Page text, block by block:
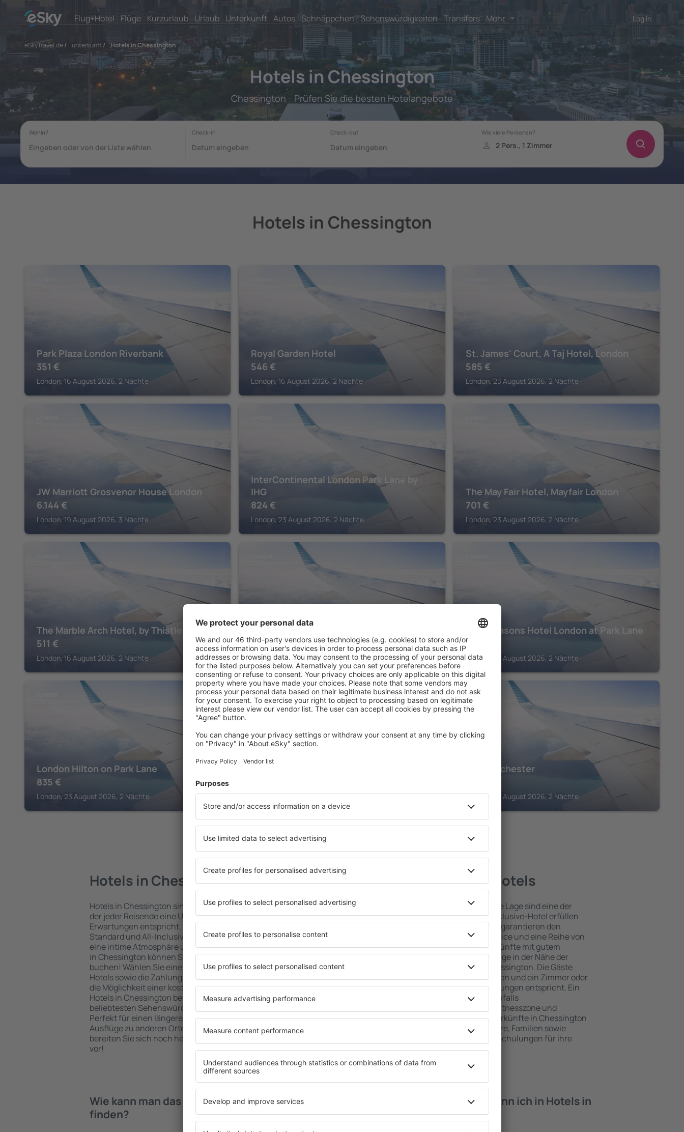
Flug+Hotel Flüge Kurzurlaub Urlaub Unterkunft Autos Schnäppchen Sehenswürdigkeiten Transfers Mehr Log in
eSkyTravel.de/ unterkunft / Hotels in Chessington
Hotels in Chessington
Chessington - Prüfen Sie die besten Hotelangebote
Hotels in Chessington
Park Plaza London Riverbank
351 €
London, 16 August 2026, 2 Nächte
Royal Garden Hotel
546 €
London, 16 August 2026, 2 Nächte
St. James' Court, A Taj Hotel, London
585 €
London, 23 August 2026, 2 Nächte
JW Marriott Grosvenor House London
6.144 €
London, 19 August 2026, 3 Nächte
InterContinental London Park Lane by
IHG
824 €
London, 23 August 2026, 2 Nächte
The May Fair Hotel, Mayfair London
701 €
London, 23 August 2026, 2 Nächte
The Marble Arch Hotel, by Thistle
511 €
London, 16 August 2026, 2 Nächte
Hyatt Regency London The Churchill
827€
London, 16 August 2026, 2 Nächte
Four Seasons Hotel London at Park Lane
2.298
London, 23 August 2026, 2 Nächte
London Hilton on Park Lane
835 €
London, 23 August 2026, 2 Nächte
LONDON
London, 23 August 2026, 2 Nächte
LONDON
The Dorchester
London, 23 August 2026, 2 Nächte
Mehr Hotels ansehen in Chessington
Hotels in Chessington
Hotels in Chessington sind eine vielfältige Unterkunftsbasis, in
der jeder Reisende eine Unterkunft findet, die seinen
Erwartungen entspricht. Sie bevorzugen ein Hotel mit hohem
Standard und All-Inclusive-Angebot oder wählen Hotels aus, die
eine intime Atmosphäre und günstige Unterkünfte garantieren?
in Chessington können Sie eine Unterkunft für jede Geldtasche
buchen! Wählen Sie eine günstige Lage und den Standard des
Hotels sowie die Zahlungsmethoden für die Unterkunft aus und
die Möglichkeit einer kostenlosen Stornierung der Buchung.
Hotels in Chessington befinden sich sowohl in der Nähe der
beliebtesten Sehenswürdigkeiten als auch abseits der Masse.
Perfekt für einen längeren Aufenthalt und als Ausgangspunkt für
Ausflüge zu anderen Orten. Wählen Sie ein Hotel für sich aus und
bereiten Sie sich noch heute auf Ihre Reise oder Geschäftsreise
vor!
Chessington – beste Hotels
Umfassender Service und eine attraktive Lage sind eine der
wichtigsten Bedingungen, die ein All-Inclusive-Hotel erfüllen
muss. Die besten Hotels in Chessington garantieren den
Hotelgästen einen hervorragenden Service und eine Reihe von
Annehmlichkeiten. Hochwertige Unterkünfte mit gutem
Standard bieten eine ausgezeichnete Lage in der Nähe der
wichtigsten Sehenswürdigkeiten in Chessington. Die Gäste
können die kostenlosen Parkplätze nutzen und ein Zimmer oder
Apartment auswählen, das ihren Erwartungen entspricht. Ein
Hotel mit hohem Standard umfasst ebenfalls
abwechslungsreiches Menü, SPA oder Fitnesszone und
Attraktionen für Kinder. Die besten Unterkünfte in Chessington
sind eine hervorragende Lösung für Paare, Familien sowie
Personen, die geschäftlich reisen oder Schulungen für ihre
Mitarbeiter organisieren möchten.
Wie kann man das Hotel in in Chessington
finden?
Welche Annehmlichkeiten kann ich in Hotels in
in Chessington finden?